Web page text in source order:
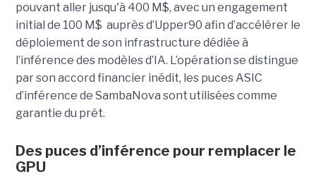
pouvant aller jusqu'à 400 M$, avec un engagement
initial de 100 M$ auprès d’Upper90 afin d’accélérer le
déploiement de son infrastructure dédiée à
l’inférence des modèles d’IA. L’opération se distingue
par son accord financier inédit, les puces ASIC
d’inférence de SambaNova sont utilisées comme
garantie du prêt.
Des puces d’inférence pour remplacer le
GPU